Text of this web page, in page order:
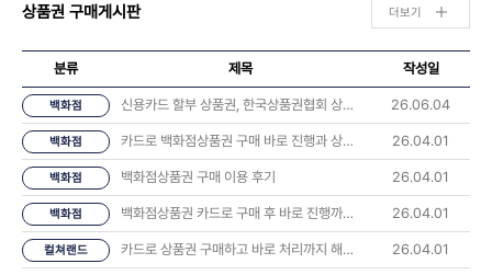
상품권 구매게시판 더보기
분류 제목 작성일
백화점 신용카드 할부 상품권, 한국상품권협회 상담 후기 나눠요 💬 26.06.04
백화점 카드로 백화점상품권 구매 바로 진행과 상품권 오는시간 너무 좋았습니다. 26.04.01
백화점 백화점상품권 구매 이용 후기 26.04.01
백화점 백화점상품권 카드로 구매 후 바로 진행까지 해봤습니다 26.04.01
컬쳐랜드 카드로 상품권 구매하고 바로 처리까지 해봤습니다 후기 26.04.01